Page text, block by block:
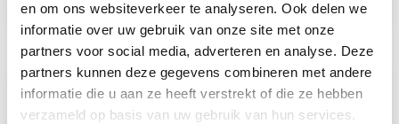
en om ons websiteverkeer te analyseren. Ook delen we
informatie over uw gebruik van onze site met onze
partners voor social media, adverteren en analyse. Deze
partners kunnen deze gegevens combineren met andere
informatie die u aan ze heeft verstrekt of die ze hebben
verzameld op basis van uw gebruik van hun services.